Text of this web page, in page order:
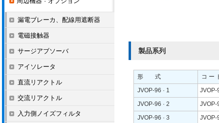
製品系列
形 式
コ ー
JVOP-96 · 1
JVOP-
JVOP-96 · 2
JVOP-
JVOP-96 · 3
JVOP-
漏電ブレーカ、配線用遮断器
電磁接触器
サージアブソーバ
アイソレータ
直流リアクトル
交流リアクトル
入力側ノイズフィルタ